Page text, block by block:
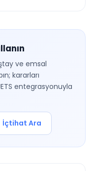
ve emsal
kararları
entegrasyonuyla
İçtihat Ara